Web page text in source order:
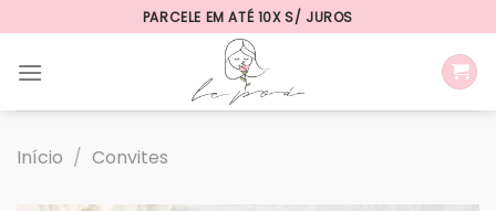
to
content
PARCELE EM ATÉ 10X S/ JUROS
Início / Convites